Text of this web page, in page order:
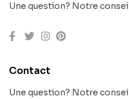
Une question? Notre
Contact
Une question? Notre